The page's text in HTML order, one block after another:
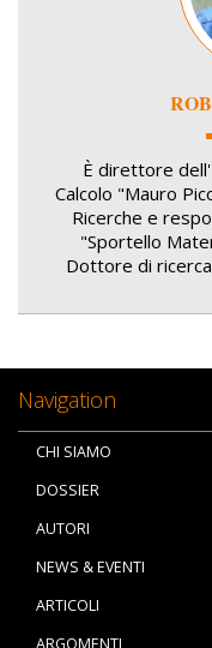
È direttore
Calcolo "Mauro
Ricerche e
"Sportello
Dottore di
Navigation
CHI SIAMO
DOSSIER
AUTORI
NEWS & EVENTI
ARTICOLI
ARGOMENTI